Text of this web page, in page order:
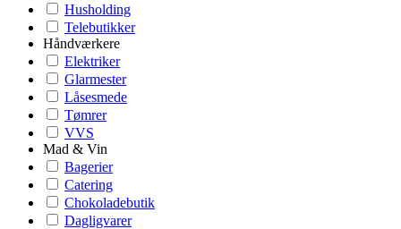
Husholding
Telebutikker
Håndværkere
Elektriker
Glarmester
Låsesmede
Tømrer
VVS
Mad & Vin
Bagerier
Catering
Chokoladebutik
Dagligvarer